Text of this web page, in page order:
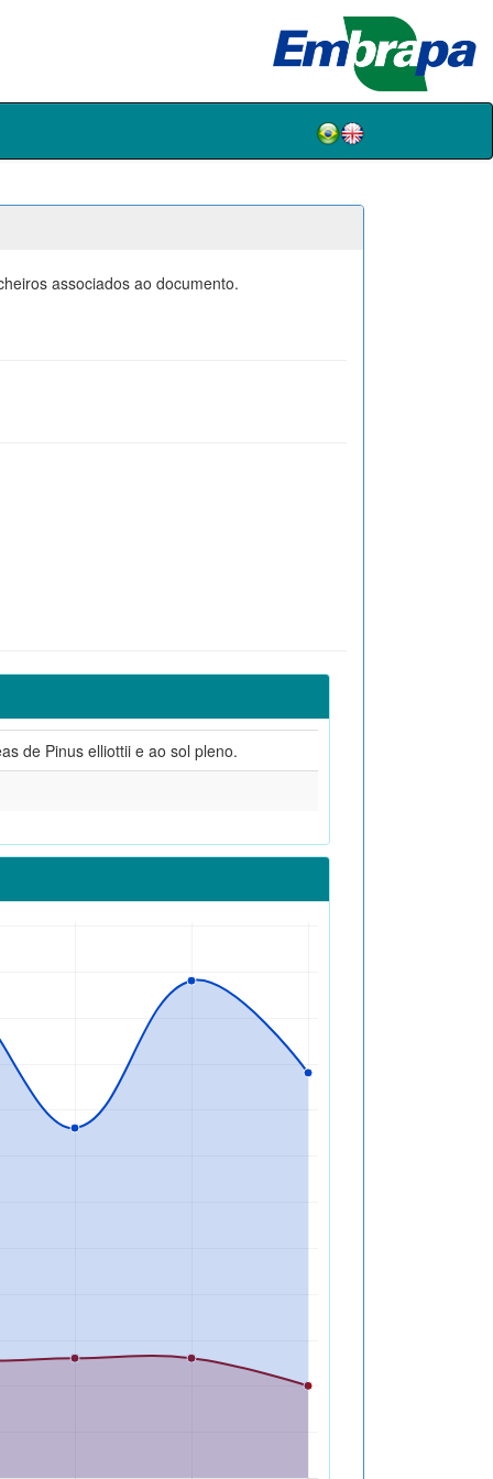
associados ao documento.
de Pinus elliottii e ao sol pleno.